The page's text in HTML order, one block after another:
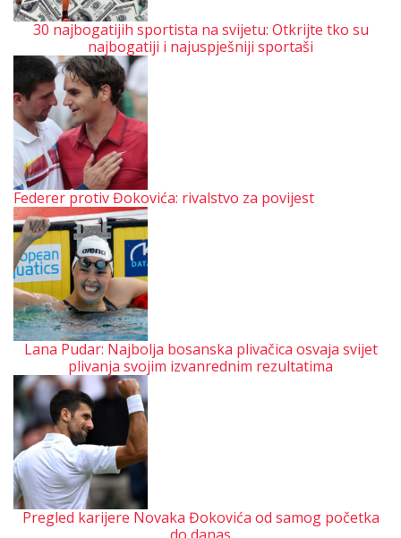
30 najbogatijih sportista na svijetu: Otkrijte tko su
najbogatiji i najuspješniji sportaši
Federer protiv Đokovića: rivalstvo za povijest
Lana Pudar: Najbolja bosanska plivačica osvaja svijet
plivanja svojim izvanrednim rezultatima
Pregled karijere Novaka Đokovića od samog početka